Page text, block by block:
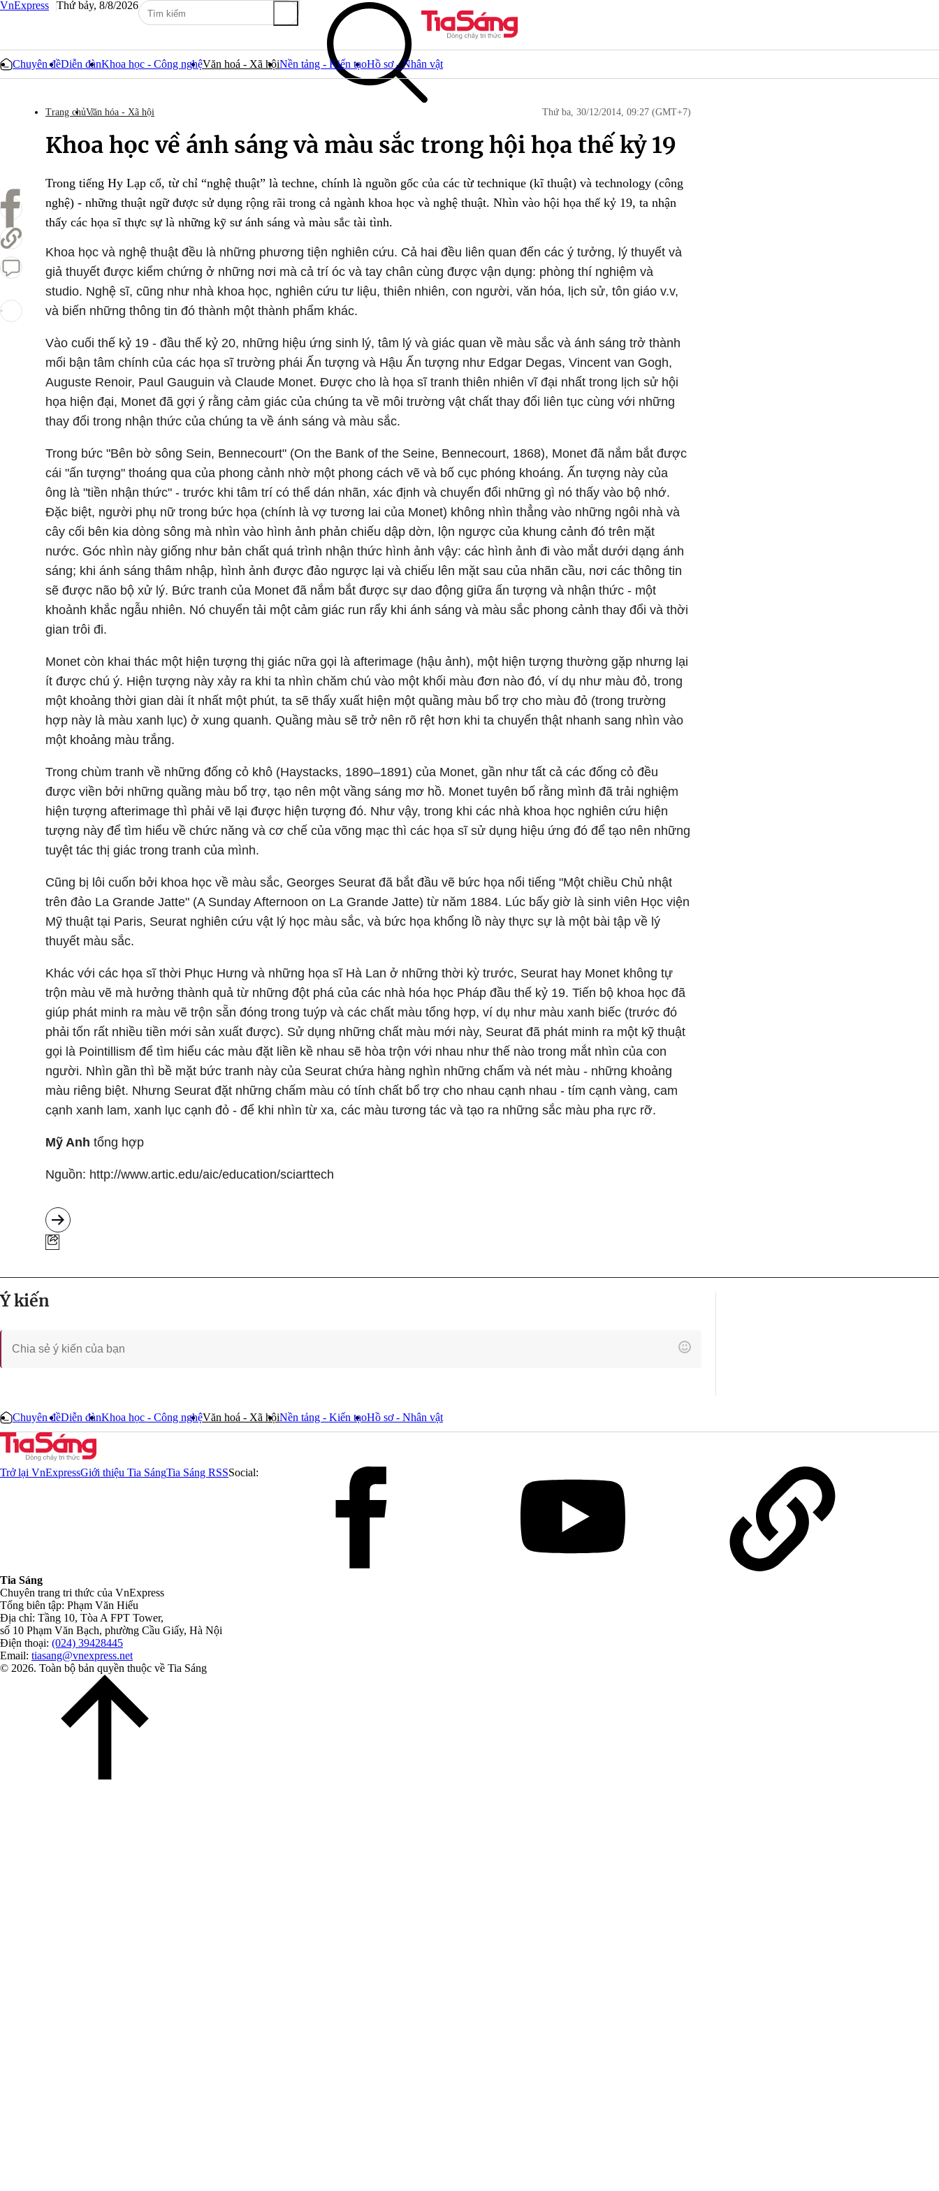
VnExpress Thứ bảy, 8/8/2026
Chuyên đềDiễn đànKhoa học - Công nghệVăn hoá - Xã hộiNền tảng - Kiến tạoHồ sơ - Nhân vật
Trang chủVăn hóa - Xã hội Thứ ba, 30/12/2014, 09:27 (GMT+7)
Khoa học về ánh sáng và màu sắc trong hội họa thế kỷ 19
Trong tiếng Hy Lạp cổ, từ chỉ “nghệ thuật” là techne, chính là nguồn gốc của các từ technique (kĩ thuật) và technology (công
nghệ) - những thuật ngữ được sử dụng rộng rãi trong cả ngành khoa học và nghệ thuật. Nhìn vào hội họa thế kỷ 19, ta nhận
thấy các họa sĩ thực sự là những kỹ sư ánh sáng và màu sắc tài tình.
Khoa học và nghệ thuật đều là những phương tiện nghiên cứu. Cả hai đều liên quan đến các ý tưởng, lý thuyết và
giả thuyết được kiểm chứng ở những nơi mà cả trí óc và tay chân cùng được vận dụng: phòng thí nghiệm và
studio. Nghệ sĩ, cũng như nhà khoa học, nghiên cứu tư liệu, thiên nhiên, con người, văn hóa, lịch sử, tôn giáo v.v,
và biến những thông tin đó thành một thành phẩm khác.
Vào cuối thế kỷ 19 - đầu thế kỷ 20, những hiệu ứng sinh lý, tâm lý và giác quan về màu sắc và ánh sáng trở thành
mối bận tâm chính của các họa sĩ trường phái Ấn tượng và Hậu Ấn tượng như Edgar Degas, Vincent van Gogh,
Auguste Renoir, Paul Gauguin và Claude Monet. Được cho là họa sĩ tranh thiên nhiên vĩ đại nhất trong lịch sử hội
họa hiện đại, Monet đã gợi ý rằng cảm giác của chúng ta về môi trường vật chất thay đổi liên tục cùng với những
thay đổi trong nhận thức của chúng ta về ánh sáng và màu sắc.
Trong bức "Bên bờ sông Sein, Bennecourt" (On the Bank of the Seine, Bennecourt, 1868), Monet đã nắm bắt được
cái "ấn tượng" thoáng qua của phong cảnh nhờ một phong cách vẽ và bố cục phóng khoáng. Ấn tượng này của
ông là "tiền nhận thức" - trước khi tâm trí có thể dán nhãn, xác định và chuyển đổi những gì nó thấy vào bộ nhớ.
Đặc biệt, người phụ nữ trong bức họa (chính là vợ tương lai của Monet) không nhìn thẳng vào những ngôi nhà và
cây cối bên kia dòng sông mà nhìn vào hình ảnh phản chiếu dập dờn, lộn ngược của khung cảnh đó trên mặt
nước. Góc nhìn này giống như bản chất quá trình nhận thức hình ảnh vậy: các hình ảnh đi vào mắt dưới dạng ánh
sáng; khi ánh sáng thâm nhập, hình ảnh được đảo ngược lại và chiếu lên mặt sau của nhãn cầu, nơi các thông tin
sẽ được não bộ xử lý. Bức tranh của Monet đã nắm bắt được sự dao động giữa ấn tượng và nhận thức - một
khoảnh khắc ngẫu nhiên. Nó chuyển tải một cảm giác run rẩy khi ánh sáng và màu sắc phong cảnh thay đổi và thời
gian trôi đi.
Monet còn khai thác một hiện tượng thị giác nữa gọi là afterimage (hậu ảnh), một hiện tượng thường gặp nhưng lại
ít được chú ý. Hiện tượng này xảy ra khi ta nhìn chăm chú vào một khối màu đơn nào đó, ví dụ như màu đỏ, trong
một khoảng thời gian dài ít nhất một phút, ta sẽ thấy xuất hiện một quầng màu bổ trợ cho màu đỏ (trong trường
hợp này là màu xanh lục) ở xung quanh. Quầng màu sẽ trở nên rõ rệt hơn khi ta chuyển thật nhanh sang nhìn vào
một khoảng màu trắng.
Trong chùm tranh về những đống cỏ khô (Haystacks, 1890–1891) của Monet, gần như tất cả các đống cỏ đều
được viền bởi những quầng màu bổ trợ, tạo nên một vầng sáng mơ hồ. Monet tuyên bố rằng mình đã trải nghiệm
hiện tượng afterimage thì phải vẽ lại được hiện tượng đó. Như vậy, trong khi các nhà khoa học nghiên cứu hiện
tượng này để tìm hiểu về chức năng và cơ chế của võng mạc thì các họa sĩ sử dụng hiệu ứng đó để tạo nên những
tuyệt tác thị giác trong tranh của mình.
Cũng bị lôi cuốn bởi khoa học về màu sắc, Georges Seurat đã bắt đầu vẽ bức họa nổi tiếng "Một chiều Chủ nhật
trên đảo La Grande Jatte" (A Sunday Afternoon on La Grande Jatte) từ năm 1884. Lúc bấy giờ là sinh viên Học viện
Mỹ thuật tại Paris, Seurat nghiên cứu vật lý học màu sắc, và bức họa khổng lồ này thực sự là một bài tập về lý
thuyết màu sắc.
Khác với các họa sĩ thời Phục Hưng và những họa sĩ Hà Lan ở những thời kỳ trước, Seurat hay Monet không tự
trộn màu vẽ mà hưởng thành quả từ những đột phá của các nhà hóa học Pháp đầu thế kỷ 19. Tiến bộ khoa học đã
giúp phát minh ra màu vẽ trộn sẵn đóng trong tuýp và các chất màu tổng hợp, ví dụ như màu xanh biếc (trước đó
phải tốn rất nhiều tiền mới sản xuất được). Sử dụng những chất màu mới này, Seurat đã phát minh ra một kỹ thuật
gọi là Pointillism để tìm hiểu các màu đặt liền kề nhau sẽ hòa trộn với nhau như thế nào trong mắt nhìn của con
người. Nhìn gần thì bề mặt bức tranh này của Seurat chứa hàng nghìn những chấm và nét màu - những khoảng
màu riêng biệt. Nhưng Seurat đặt những chấm màu có tính chất bổ trợ cho nhau cạnh nhau - tím cạnh vàng, cam
cạnh xanh lam, xanh lục cạnh đỏ - để khi nhìn từ xa, các màu tương tác và tạo ra những sắc màu pha rực rỡ.
Mỹ Anh tổng hợp
Nguồn: http://www.artic.edu/aic/education/sciarttech
Ý kiến
Chuyên đềDiễn đànKhoa học - Công nghệVăn hoá - Xã hộiNền tảng - Kiến tạoHồ sơ - Nhân vật
Trở lại VnExpressGiới thiệu Tia SángTia Sáng RSSSocial:
Tia Sáng
Chuyên trang tri thức của VnExpress
Tổng biên tập: Phạm Văn Hiếu
Địa chỉ: Tầng 10, Tòa A FPT Tower,
số 10 Phạm Văn Bạch, phường Cầu Giấy, Hà Nội
Điện thoại: (024) 39428445
Email: tiasang@vnexpress.net
© 2026. Toàn bộ bản quyền thuộc về Tia Sáng